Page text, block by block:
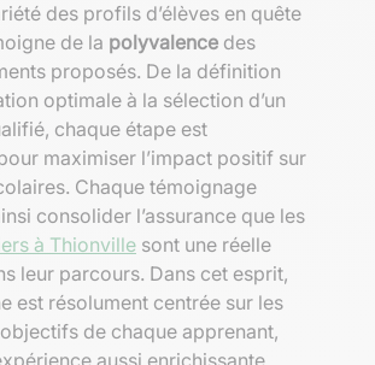
des profils d’élèves en quête
de la polyvalence des
proposés. De la définition
optimale à la sélection d’un
chaque étape est
maximiser l’impact positif sur
Chaque témoignage
consolider l’assurance que les
à Thionville sont une réelle
leur parcours. Dans cet esprit,
est résolument centrée sur les
de chaque apprenant,
aussi enrichissante